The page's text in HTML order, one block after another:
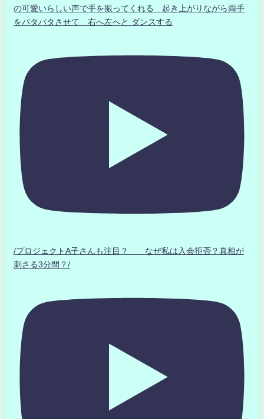
の可愛いらしい声で手を振ってくれる 起き上がりながら両手
をパタパタさせて 右へ左へと ダンスする
/プロジェクトA子さんも注目？ なぜ私は入会拒否？真相が
刺さる3分間？/